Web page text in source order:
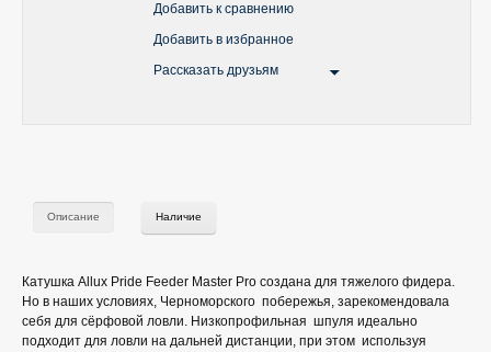
Добавить к сравнению
Добавить в избранное
Рассказать друзьям
Описание Наличие
Катушка Allux Pride Feeder Master Pro создана для тяжелого фидера.
Но в наших условиях, Черноморского побережья, зарекомендовала
себя для сёрфовой ловли. Низкопрофильная шпуля идеально
подходит для ловли на дальней дистанции, при этом используя